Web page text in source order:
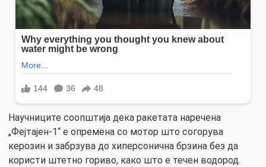
Научниците соопштија дека ракетата наречена
„Фејтaјен-1“ е опремена со мотор што согорува
керозин и забрзува до хиперсонична брзина без да
користи штетно гориво, како што е течен водород.